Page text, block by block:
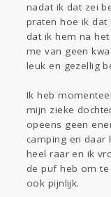
nadat ik dat zei
praten hoe ik dat
dat ik hem na
me van geen
leuk en gezellig
Ik heb
mijn zieke
opeens geen
camping en daar
heel raar en ik
de puf heb om te
ook pijnlijk.